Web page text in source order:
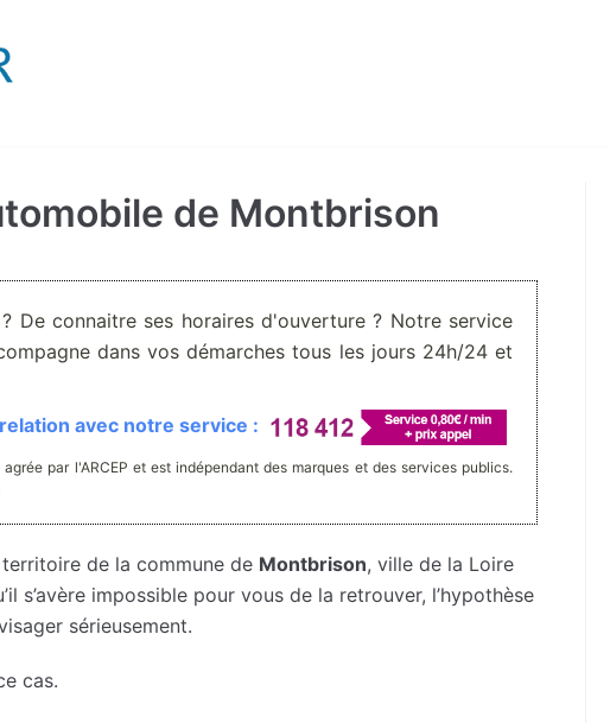
de Montbrison
De connaitre ses horaires d'ouverture ? Notre service
dans vos démarches tous les jours 24h/24 et
avec notre service :
par l'ARCEP et est indépendant des marques et des services publics.
de la commune de Montbrison, ville de la Loire
s’avère impossible pour vous de la retrouver, l’hypothèse
sérieusement.
cas.